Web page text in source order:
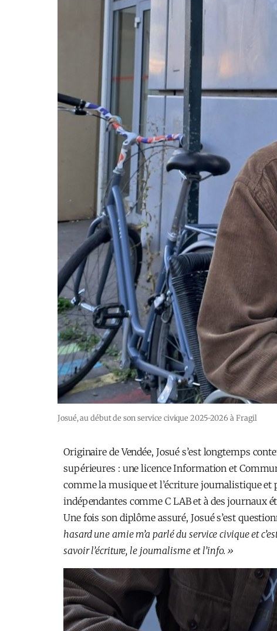
Josué, au début de son service civique 2025-2026 à Fragil
Originaire de Vendée, Josué s’est longtemps
supérieures : une licence Information et
comme la musique et l’écriture journalistique et
indépendantes comme C LAB et à des journaux
Une fois son diplôme assuré, Josué s’est
hasard une amie m’a parlé du service civique et
savoir l’écriture, le journalisme et l’info. »